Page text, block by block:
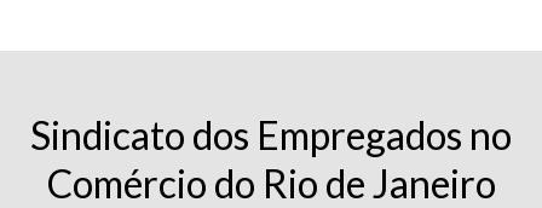
Editais
Sindicato dos Empregados no
Comércio do Rio de Janeiro